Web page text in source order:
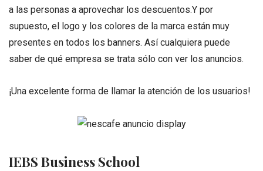
a las personas a aprovechar los descuentos.Y por
supuesto, el logo y los colores de la marca están muy
presentes en todos los banners. Así cualquiera puede
saber de qué empresa se trata sólo con ver los anuncios.
¡Una excelente forma de llamar la atención de los usuarios!
IEBS Business School